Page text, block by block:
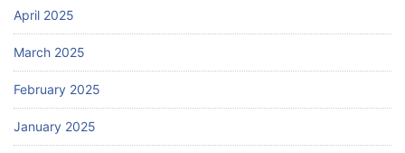
April 2025
March 2025
February 2025
January 2025